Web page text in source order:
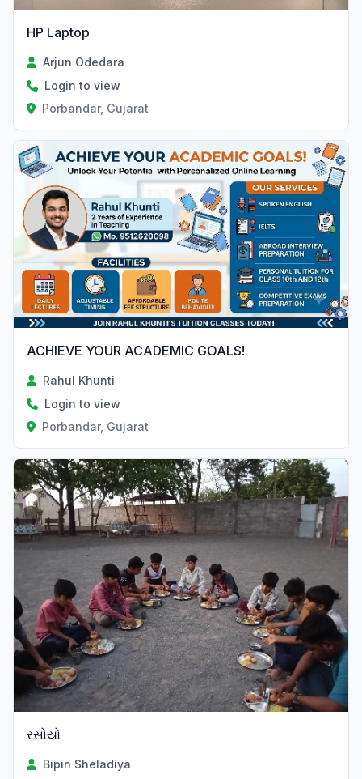
HP Laptop
Arjun Odedara
Login to view
Porbandar, Gujarat
ACHIEVE YOUR ACADEMIC GOALS!
Rahul Khunti
Login to view
Porbandar, Gujarat
રસોયો
Bipin Sheladiya